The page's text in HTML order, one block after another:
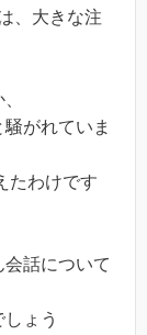
、大きな注
がれていま
たわけです
話について
ょう